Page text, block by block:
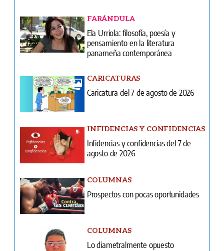
FARÁNDULA
Ela Urriola: filosofía, poesía y
pensamiento en la literatura
panameña contemporánea
CARICATURAS
Caricatura del 7 de agosto de 2026
INFIDENCIAS Y CONFIDENCIAS
Infidencias y confidencias del 7 de
agosto de 2026
COLUMNAS
Prospectos con pocas oportunidades
COLUMNAS
Lo diametralmente opuesto